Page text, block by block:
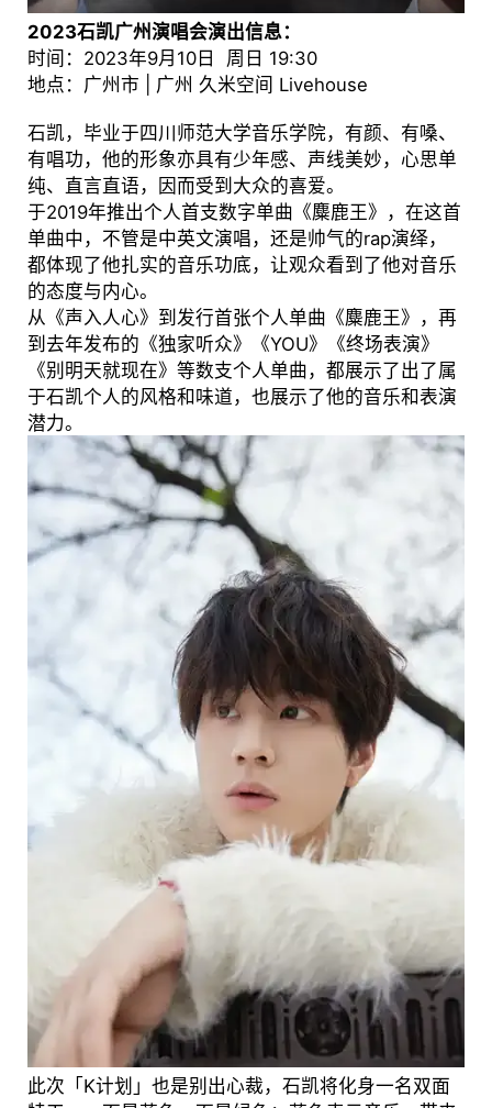
2023石凯广州演唱会演出信息：
时间：2023年9月10日 周日 19:30
地点：广州市 | 广州 久米空间 Livehouse
石凯，毕业于四川师范大学音乐学院，有颜、有嗓、
有唱功，他的形象亦具有少年感、声线美妙，心思单
纯、直言直语，因而受到大众的喜爱。
于2019年推出个人首支数字单曲《麋鹿王》，在这首
单曲中，不管是中英文演唱，还是帅气的rap演绎，
都体现了他扎实的音乐功底，让观众看到了他对音乐
的态度与内心。
从《声入人心》到发行首张个人单曲《麋鹿王》，再
到去年发布的《独家听众》《YOU》《终场表演》
《别明天就现在》等数支个人单曲，都展示了出了属
于石凯个人的风格和味道，也展示了他的音乐和表演
潜力。
此次「K计划」也是别出心裁，石凯将化身一名双面